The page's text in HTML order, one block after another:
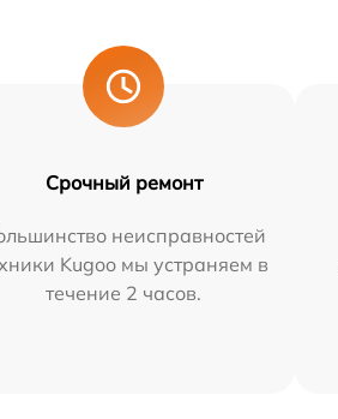
Срочный ремонт
неисправностей
Kugoo мы устраняем в
течение 2 часов.